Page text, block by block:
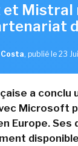
Mistral
Costa, publié le 23
a conclu
Microsoft
Europe.